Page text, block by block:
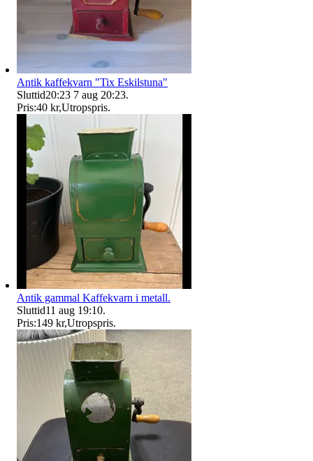
Antik kaffekvarn "Tix Eskilstuna"
Sluttid20:23 7 aug 20:23.
Pris:40 kr,Utropspris.
Antik gammal Kaffekvarn i metall.
Sluttid11 aug 19:10.
Pris:149 kr,Utropspris.